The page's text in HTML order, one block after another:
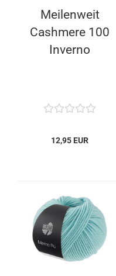
Meilenweit
Cashmere 100
Inverno
12,95 EUR